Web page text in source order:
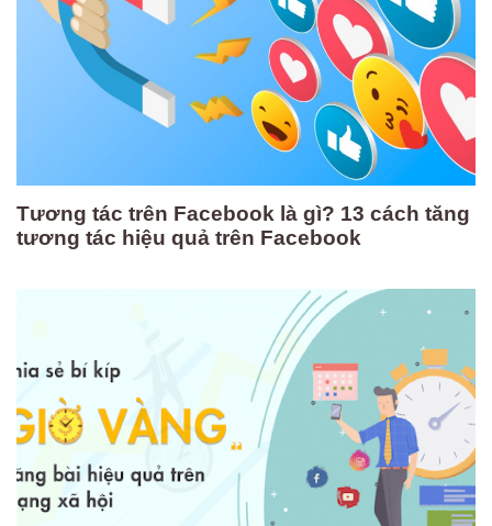
Tương tác trên Facebook là gì? 13 cách tăng
tương tác hiệu quả trên Facebook